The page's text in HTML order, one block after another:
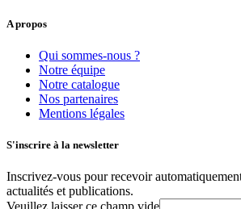
A propos
Qui sommes-nous ?
Notre équipe
Notre catalogue
Nos partenaires
Mentions légales
S'inscrire à la newsletter
Inscrivez-vous pour recevoir
actualités et publications.
Veuillez laisser ce champ vide